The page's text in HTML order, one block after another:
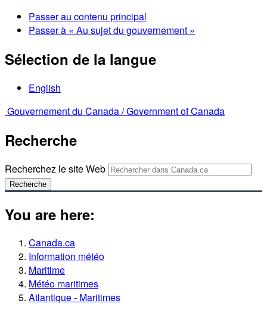
Passer au contenu principal
Passer à « Au sujet du gouvernement »
Sélection de la langue
English
Gouvernement du Canada /Government of Canada
Recherche
Recherchez le site Web
Recherche
You are here:
Canada.ca
Information météo
Maritime
Météo maritimes
Atlantique - Maritimes